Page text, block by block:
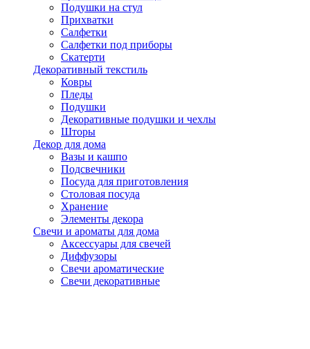
Подушки на стул
Прихватки
Салфетки
Салфетки под приборы
Скатерти
Декоративный текстиль
Ковры
Пледы
Подушки
Декоративные подушки и чехлы
Шторы
Декор для дома
Вазы и кашпо
Подсвечники
Посуда для приготовления
Столовая посуда
Хранение
Элементы декора
Свечи и ароматы для дома
Аксессуары для свечей
Диффузоры
Свечи ароматические
Свечи декоративные